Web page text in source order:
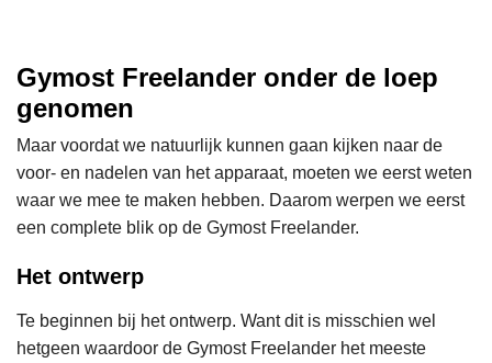
Gymost Freelander onder de loep
genomen
Maar voordat we natuurlijk kunnen gaan kijken naar de
voor- en nadelen van het apparaat, moeten we eerst weten
waar we mee te maken hebben. Daarom werpen we eerst
een complete blik op de Gymost Freelander.
Het ontwerp
Te beginnen bij het ontwerp. Want dit is misschien wel
hetgeen waardoor de Gymost Freelander het meeste